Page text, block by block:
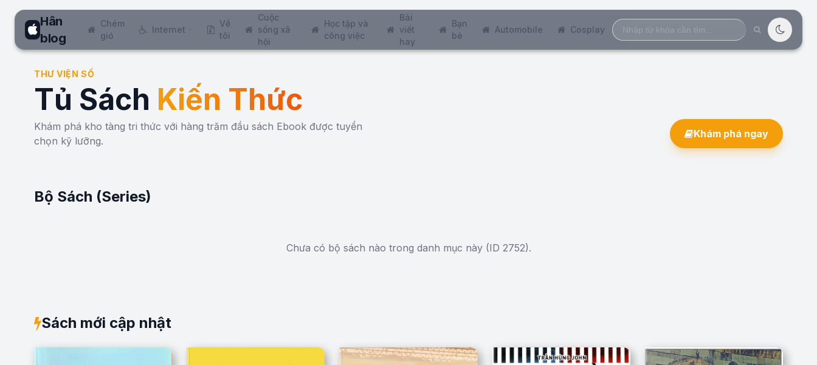
Hân
blog
Chém
gió
Internet
Về
tôi
Cuộc
sống xã
hội
Học tập và
công việc
Bài
viết
hay
Bạn
bè
Automobile Cosplay
Search
for:
THƯ VIỆN SỐ
Tủ Sách Kiến Thức
Khám phá kho tàng tri thức với hàng trăm đầu sách Ebook được tuyển
chọn kỹ lưỡng.
Khám phá ngay
Bộ Sách (Series)
Chưa có bộ sách nào trong danh mục này (ID 2752).
Sách mới cập nhật